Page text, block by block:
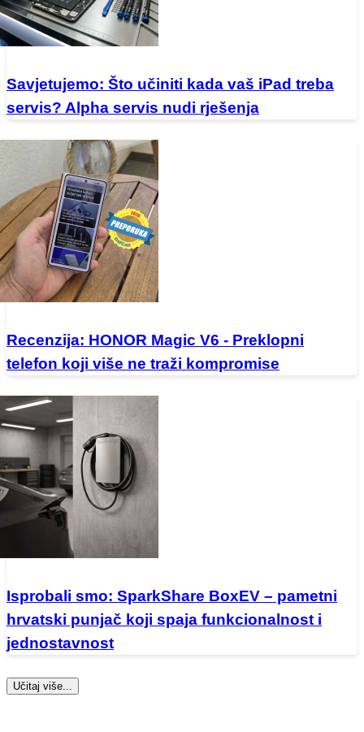
Savjetujemo: Što učiniti kada vaš iPad treba
servis? Alpha servis nudi rješenja
Recenzija: HONOR Magic V6 - Preklopni
telefon koji više ne traži kompromise
Isprobali smo: SparkShare BoxEV – pametni
hrvatski punjač koji spaja funkcionalnost i
jednostavnost
Učitaj više...